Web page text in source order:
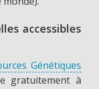
accessibles
Génétiques
gratuitement à